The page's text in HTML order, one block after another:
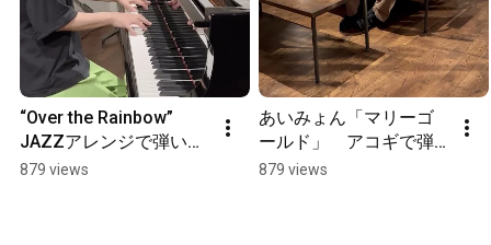
“Over the Rainbow”
JAZZアレンジで弾いて
みた♪【講師演奏：太田
879 views
あいみょん「マリーゴ
ールド」　アコギで弾
いてみた。
879 views